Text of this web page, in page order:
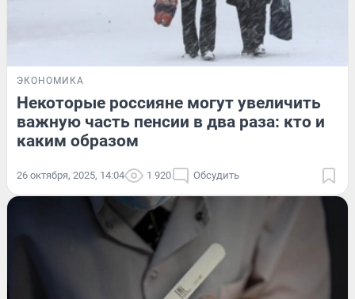
ЭКОНОМИКА
Некоторые россияне могут увеличить
важную часть пенсии в два раза: кто и
каким образом
26 октября, 2025, 14:04 1 920 Обсудить